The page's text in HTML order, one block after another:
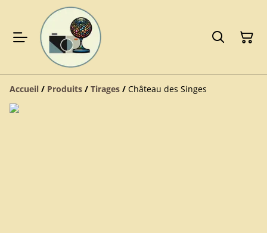
Accueil / Produits / Tirages / Château des Singes